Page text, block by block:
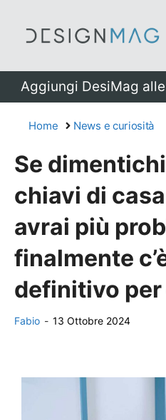
Aggiungi DesiMag
Home News e curiosità
Se
chiavi di
avrai più
finalmente
definitivo
Fabio - 13 Ottobre 2024